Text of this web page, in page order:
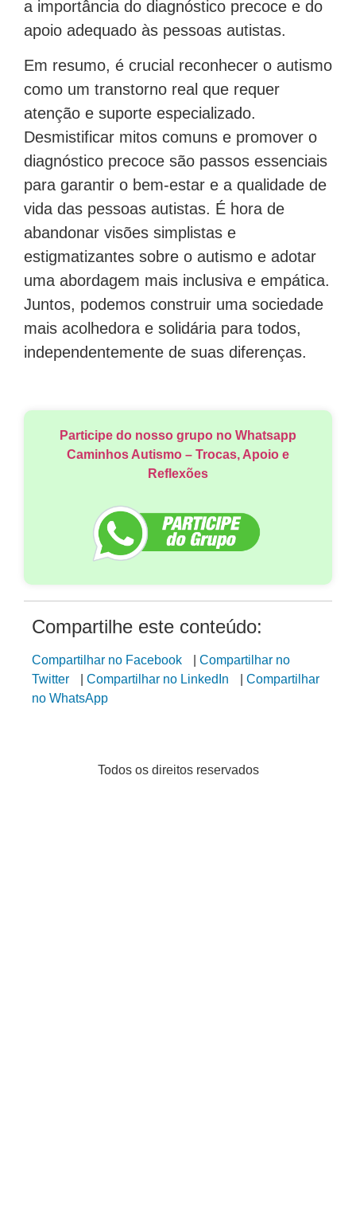
a importância do diagnóstico precoce e do
apoio adequado às pessoas autistas.
Em resumo, é crucial reconhecer o autismo
como um transtorno real que requer
atenção e suporte especializado.
Desmistificar mitos comuns e promover o
diagnóstico precoce são passos essenciais
para garantir o bem-estar e a qualidade de
vida das pessoas autistas. É hora de
abandonar visões simplistas e
estigmatizantes sobre o autismo e adotar
uma abordagem mais inclusiva e empática.
Juntos, podemos construir uma sociedade
mais acolhedora e solidária para todos,
independentemente de suas diferenças.
Participe do nosso grupo no Whatsapp
Caminhos Autismo – Trocas, Apoio e
Reflexões
Compartilhe este conteúdo:
Compartilhar no Facebook
Compartilhar no
Twitter
Compartilhar no LinkedIn
Compartilhar
no WhatsApp
Todos os direitos reservados